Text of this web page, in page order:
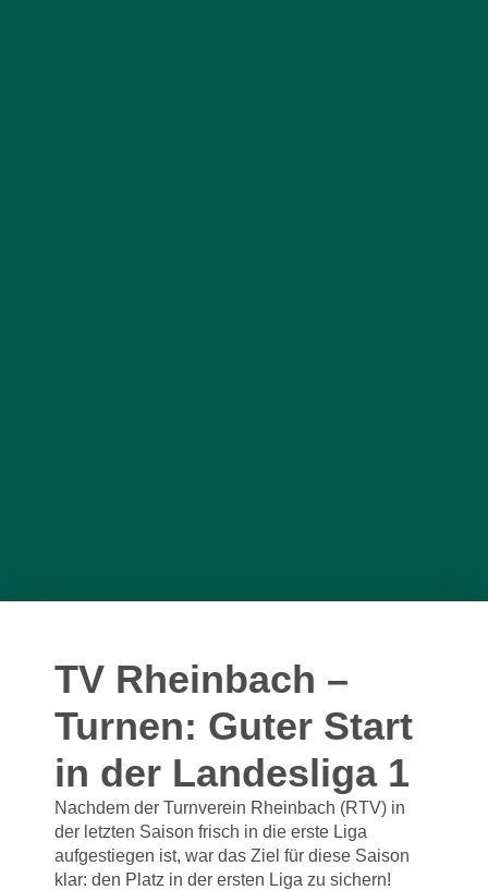
TV Rheinbach –
Turnen: Guter Start
in der Landesliga 1
Nachdem der Turnverein Rheinbach (RTV) in
der letzten Saison frisch in die erste Liga
aufgestiegen ist, war das Ziel für diese Saison
klar: den Platz in der ersten Liga zu sichern!